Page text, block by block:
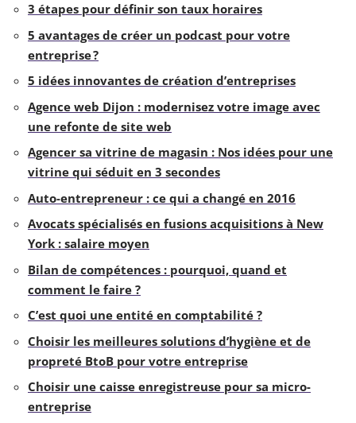
3 étapes pour définir son taux horaires
5 avantages de créer un podcast pour votre
entreprise ?
5 idées innovantes de création d’entreprises
Agence web Dijon : modernisez votre image avec
une refonte de site web
Agencer sa vitrine de magasin : Nos idées pour une
vitrine qui séduit en 3 secondes
Auto-entrepreneur : ce qui a changé en 2016
Avocats spécialisés en fusions acquisitions à New
York : salaire moyen
Bilan de compétences : pourquoi, quand et
comment le faire ?
C’est quoi une entité en comptabilité ?
Choisir les meilleures solutions d’hygiène et de
propreté BtoB pour votre entreprise
Choisir une caisse enregistreuse pour sa micro-
entreprise